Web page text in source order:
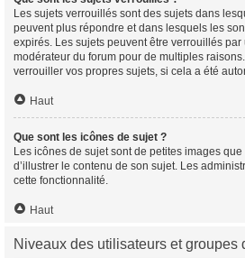
Les sujets verrouillés sont des sujets dans
peuvent plus répondre et dans lesquels les
expirés. Les sujets peuvent être verrouillés
modérateur du forum pour de multiples
verrouiller vos propres sujets, si cela a été
Haut
Que sont les icônes de sujet ?
Les icônes de sujet sont de petites images que
d’illustrer le contenu de son sujet. Les
cette fonctionnalité.
Haut
Niveaux des utilisateurs et groupes